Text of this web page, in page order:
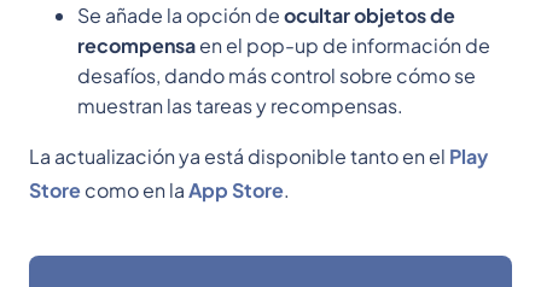
Se añade la opción deocultar objetos de
recompensaen el pop-up de información de
desafíos, dando más control sobre cómo se
muestran las tareas y recompensas.
La actualización ya está disponible tanto en el Play
Storecomo en laApp Store.